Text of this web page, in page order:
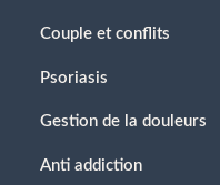
Couple et conflits
Psoriasis
Gestion de la douleurs
Anti addiction